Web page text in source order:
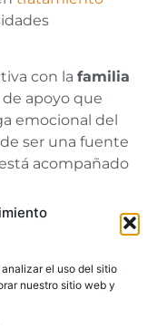
el uso del sitio
nuestro sitio web y
con la familia
de apoyo que
emocional del
ser una fuente
acompañado
puede tener